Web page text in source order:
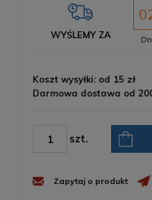
WYŚLEMY ZA
Koszt wysyłki: od 15 zł
Darmowa dostawa od
szt.
Zapytaj o produkt